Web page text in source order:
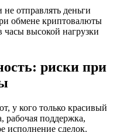
отправлять деньги
обмене криптовалюты
высокой нагрузки
риски при
у кого только красивый
рабочая поддержка,
исполнение сделок.